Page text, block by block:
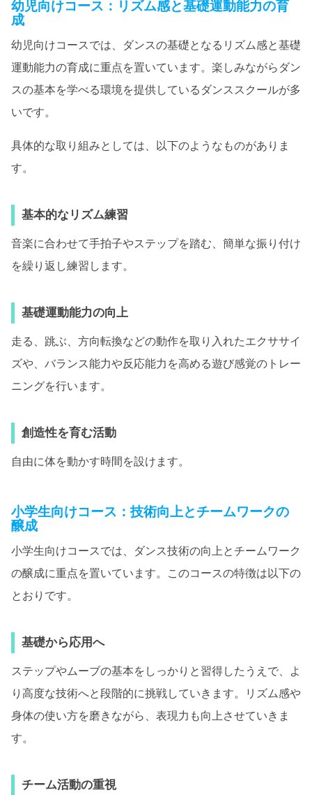
幼児向けコース：リズム感と基礎運動能力の育
成
幼児向けコースでは、ダンスの基礎となるリズム感と基礎
運動能力の育成に重点を置いています。楽しみながらダン
スの基本を学べる環境を提供しているダンススクールが多
いです。
具体的な取り組みとしては、以下のようなものがありま
す。
基本的なリズム練習
音楽に合わせて手拍子やステップを踏む、簡単な振り付け
を繰り返し練習します。
基礎運動能力の向上
走る、跳ぶ、方向転換などの動作を取り入れたエクササイ
ズや、バランス能力や反応能力を高める遊び感覚のトレー
ニングを行います。
創造性を育む活動
自由に体を動かす時間を設けます。
小学生向けコース：技術向上とチームワークの
醸成
小学生向けコースでは、ダンス技術の向上とチームワーク
の醸成に重点を置いています。このコースの特徴は以下の
とおりです。
基礎から応用へ
ステップやムーブの基本をしっかりと習得したうえで、よ
り高度な技術へと段階的に挑戦していきます。リズム感や
身体の使い方を磨きながら、表現力も向上させていきま
す。
チーム活動の重視